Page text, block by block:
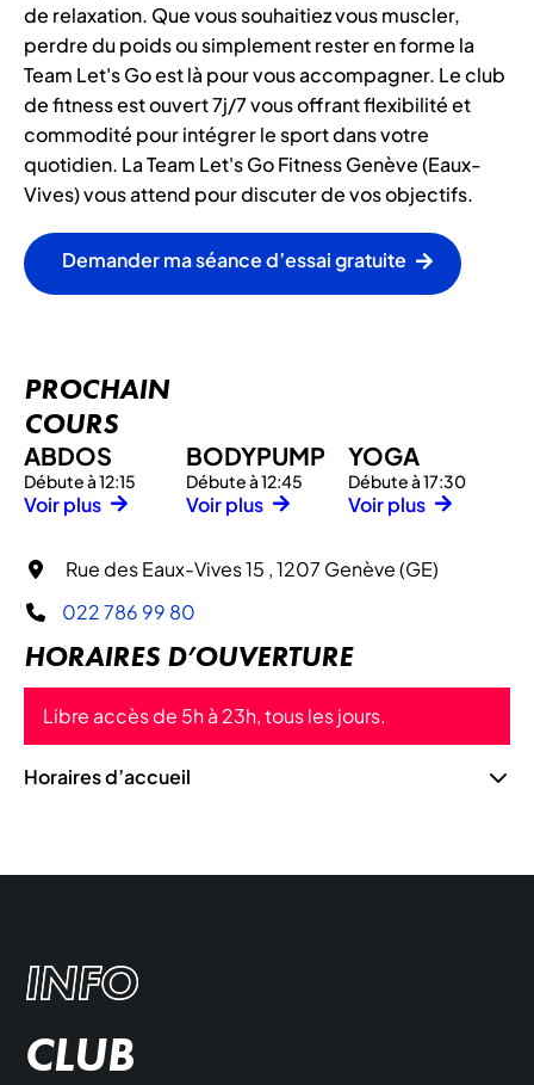
de relaxation. Que vous souhaitiez vous muscler,
perdre du poids ou simplement rester en forme la
Team Let's Go est là pour vous accompagner. Le club
de fitness est ouvert 7j/7 vous offrant flexibilité et
commodité pour intégrer le sport dans votre
quotidien. La Team Let's Go Fitness Genève (Eaux-
Vives) vous attend pour discuter de vos objectifs.
Demander ma séance d’essai gratuite
PROCHAIN
COURS
ABDOS
Débute à 12:15
Voir plus
BODYPUMP
Débute à 12:45
Voir plus
YOGA
Débute à 17:30
Voir plus
Rue des Eaux-Vives 15 , 1207 Genève (GE)
022 786 99 80
HORAIRES D’OUVERTURE
Libre accès de 5h à 23h, tous les jours.
Horaires d’accueil
INFO
CLUB